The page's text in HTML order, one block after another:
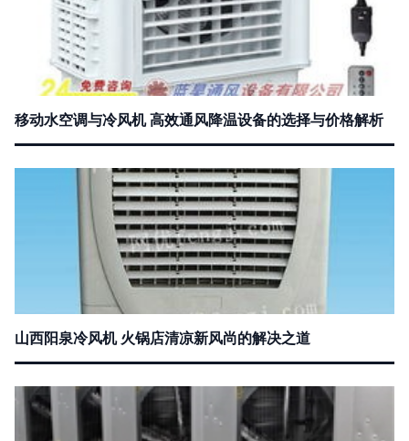
移动水空调与冷风机 高效通风降温设备的选择与价格解析
山西阳泉冷风机 火锅店清凉新风尚的解决之道